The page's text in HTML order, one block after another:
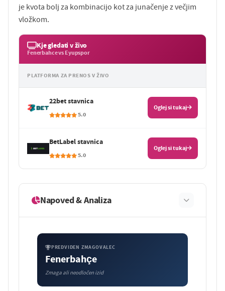
je kvota bolj za kombinacijo kot za junačenje z večjim
vložkom.
Kje gledati v živo
Fenerbahce vs Eyupspor
PLATFORMA ZA PRENOS V ŽIVO
22bet stavnica
5.0
Oglej si tukaj
BetLabel stavnica
5.0
Oglej si tukaj
Napoved & Analiza
PREDVIDEN ZMAGOVALEC
Fenerbahçe
Zmaga ali neodločen izid